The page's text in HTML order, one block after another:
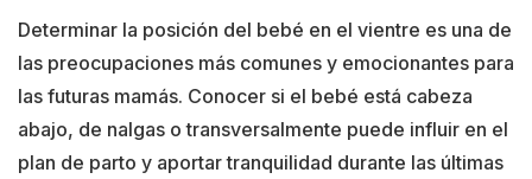
Determinar la posición del bebé en el vientre es una de
las preocupaciones más comunes y emocionantes para
las futuras mamás. Conocer si el bebé está cabeza
abajo, de nalgas o transversalmente puede influir en el
plan de parto y aportar tranquilidad durante las últimas